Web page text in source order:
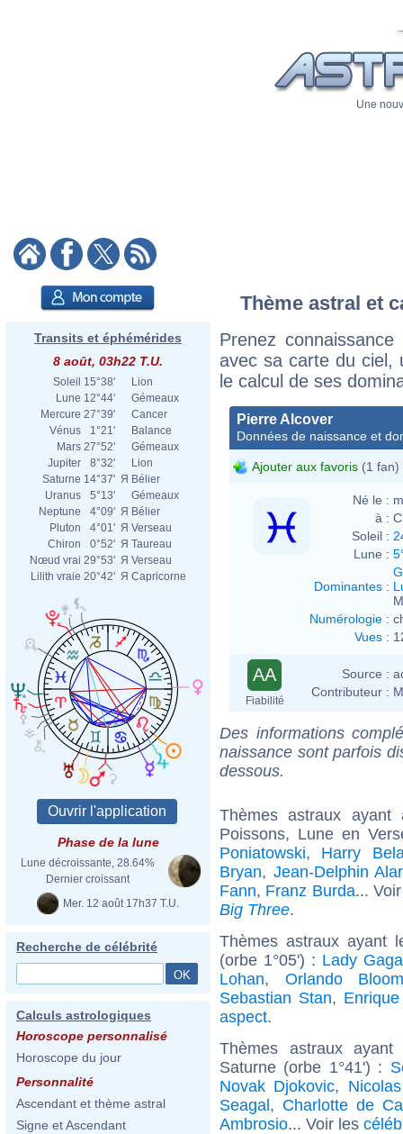
Une
Transits et éphémérides
8 août, 03h22 T.U.
Soleil 15°38'
Lion
Lune 12°44'
Gémeaux
Mercure 27°39'
Cancer
Vénus
1°21'
Balance
Mars 27°52'
Gémeaux
Jupiter
8°32'
Lion
Saturne 14°37' Я Bélier
Uranus
5°13'
Gémeaux
Neptune
4°09' Я Bélier
Pluton
4°01' Я Verseau
Chiron
0°52' Я Taureau
Nœud vrai 29°53' Я Verseau
Lilith vraie 20°42' Я Capricorne
Phase de la lune
Lune décroissante, 28.64%
Dernier croissant
Mer. 12 août 17h37 T.U.
Recherche de célébrité
Calculs astrologiques
Horoscope personnalisé
Horoscope du jour
Personnalité
Ascendant et thème astral
Signe et Ascendant
Thème astral et
Prenez
avec sa carte du ciel,
le calcul de ses
Pierre Alcover
Données de naissance et
Ajouter aux favoris (1 fan)
Né le :
à :
Soleil :
Lune :
Dominantes :
Numérologie :
Vues :
AA
Fiabilité
Source :
Contributeur :
Des informations
naissance sont parfois
dessous.
Thèmes astraux
Poissons, Lune en
Poniatowski, Harry
Bryan, Jean-Delphin
Fann, Franz Burda...
Big Three.
Thèmes astraux ayant
(orbe 1°05') : Lady Gaga
Lohan, Orlando Bloom
Sebastian Stan,
aspect.
Thèmes astraux
Saturne (orbe 1°41') :
Novak Djokovic,
Seagal, Charlotte de
Ambrosio... Voir les